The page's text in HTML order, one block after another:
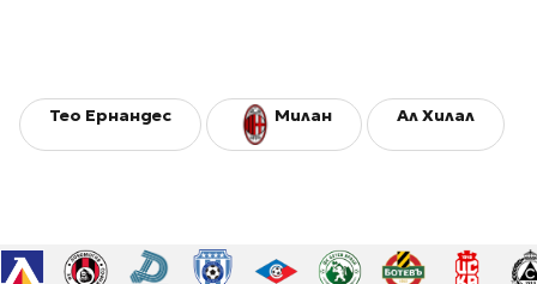
Тео Ернандес Милан Ал Хилал